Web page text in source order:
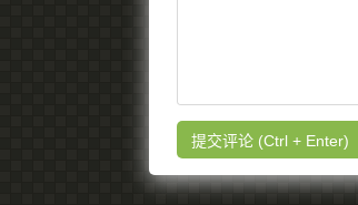
提交评论 (Ctrl + Enter)